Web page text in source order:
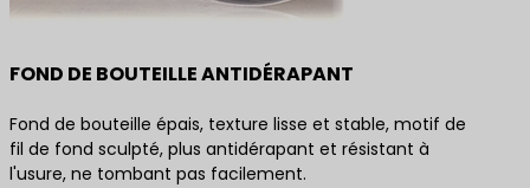
FOND DE BOUTEILLE ANTIDÉRAPANT
Fond de bouteille épais, texture lisse et stable, motif de
fil de fond sculpté, plus antidérapant et résistant à
l'usure, ne tombant pas facilement.